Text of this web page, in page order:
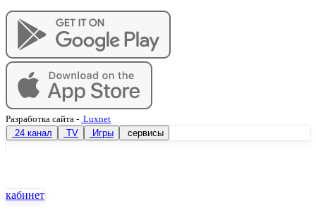
Разработка сайта - Luxnet
24 канал
TV Игры сервисы
кабинет